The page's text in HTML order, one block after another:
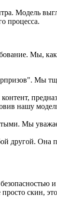
Модель
процесса.
Мы, как
Мы
нашу
Мы
другой. Она
скин, это